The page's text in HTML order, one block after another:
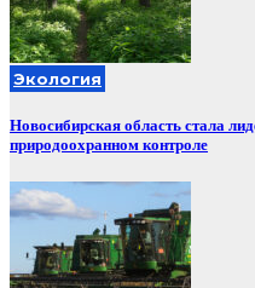
Экология
Новосибирская область стала
природоохранном контроле